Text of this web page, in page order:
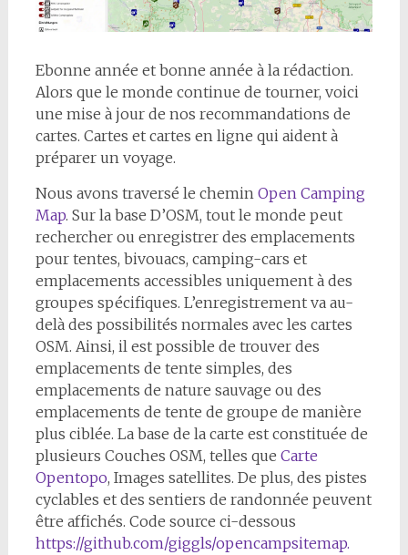
Ebonne année et bonne année à la rédaction.
Alors que le monde continue de tourner, voici
une mise à jour de nos recommandations de
cartes. Cartes et cartes en ligne qui aident à
préparer un voyage.
Nous avons traversé le chemin Open Camping
Map. Sur la base D’OSM, tout le monde peut
rechercher ou enregistrer des emplacements
pour tentes, bivouacs, camping-cars et
emplacements accessibles uniquement à des
groupes spécifiques. L’enregistrement va au-
delà des possibilités normales avec les cartes
OSM. Ainsi, il est possible de trouver des
emplacements de tente simples, des
emplacements de nature sauvage ou des
emplacements de tente de groupe de manière
plus ciblée. La base de la carte est constituée de
plusieurs Couches OSM, telles que Carte
Opentopo, Images satellites. De plus, des pistes
cyclables et des sentiers de randonnée peuvent
être affichés. Code source ci-dessous
https://github.com/giggls/opencampsitemap.